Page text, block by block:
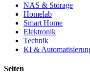
NAS & Storage
Homelab
Smart Home
Elektronik
Technik
KI &
Seiten